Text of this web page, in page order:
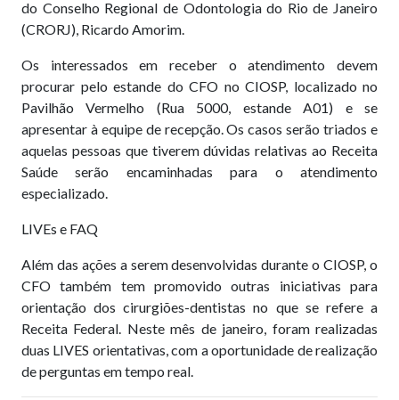
do Conselho Regional de Odontologia do Rio de Janeiro
(CRORJ), Ricardo Amorim.
Os interessados em receber o atendimento devem
procurar pelo estande do CFO no CIOSP, localizado no
Pavilhão Vermelho (Rua 5000, estande A01) e se
apresentar à equipe de recepção. Os casos serão triados e
aquelas pessoas que tiverem dúvidas relativas ao Receita
Saúde serão encaminhadas para o atendimento
especializado.
LIVEs e FAQ
Além das ações a serem desenvolvidas durante o CIOSP, o
CFO também tem promovido outras iniciativas para
orientação dos cirurgiões-dentistas no que se refere a
Receita Federal. Neste mês de janeiro, foram realizadas
duas LIVES orientativas, com a oportunidade de realização
de perguntas em tempo real.